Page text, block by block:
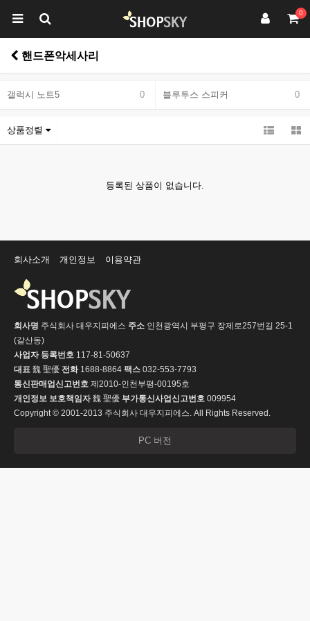
0
핸드폰악세사리
갤럭시 노트5 0 블루투스 스피커 0
상품정렬
등록된 상품이 없습니다.
회사소개 개인정보 이용약관
회사명 주식회사 대우지피에스 주소 인천광역시 부평구 장제로257번길 25-1
(갈산동)
사업자 등록번호 117-81-50637
대표 魏 聖優 전화1688-8864 팩스 032-553-7793
통신판매업신고번호 제2010-인천부평-00195호
개인정보 보호책임자魏 聖優 부가통신사업신고번호 009954
Copyright © 2001-2013 주식회사 대우지피에스. All Rights Reserved.
PC 버전